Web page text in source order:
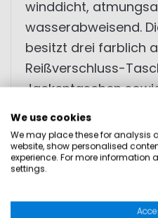
winddicht,
wasserabweisend.
besitzt drei farblich
Reißverschluss-
Jackentaschen
Zudem hat die
einen extra Kragen.
Tech Fleecejacke
kalte Tage oder
We use cookies
We may place these for analysis
website, show personalised
experience. For more information
settings.